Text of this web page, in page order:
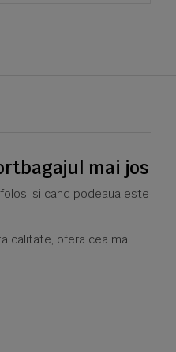
mai jos
si cand podeaua este
calitate, ofera cea mai